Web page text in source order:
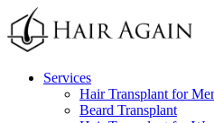
Services
Hair Transplant for
Beard Transplant